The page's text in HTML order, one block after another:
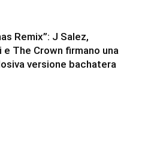
Remix”: J Salez,
e The Crown firmano una
versione bachatera